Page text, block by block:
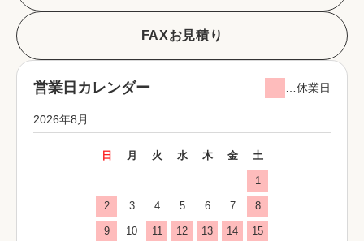
FAXお見積り
営業日カレンダー …休業日
2026年8月
日 月 火 水 木 金 土
1
2 3 4 5 6 7 8
9 10 11 12 13 14 15